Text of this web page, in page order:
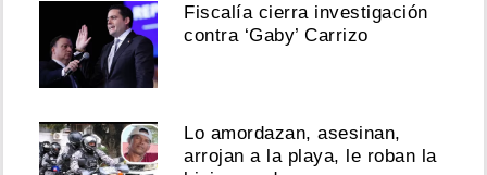
Fiscalía cierra investigación
contra ‘Gaby’ Carrizo
Lo amordazan, asesinan,
arrojan a la playa, le roban la